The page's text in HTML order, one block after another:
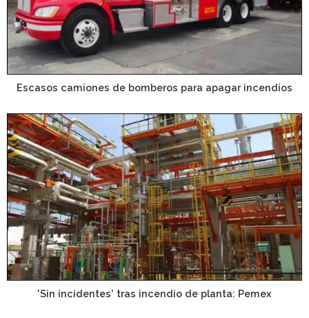
Escasos camiones de bomberos para apagar incendios
'Sin incidentes' tras incendio de planta: Pemex